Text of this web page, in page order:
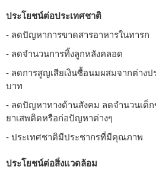
ประโยชน์ต่อประเทศชาติ
- ลดปัญหาการขาดสารอาหารในทารก
- ลดจำนวนการทิ้งลูกหลังคลอด
- ลดการสูญเสียเงินซื้อนมผสมจากต่างป
บาท
- ลดปัญหาทางด้านสังคม ลดจำนวนเด็
ยาเสพติดหรือก่อปัญหาต่างๆ
- ประเทศชาติมีประชากรที่มีคุณภาพ
ประโยชน์ต่อสิ่งแวดล้อม